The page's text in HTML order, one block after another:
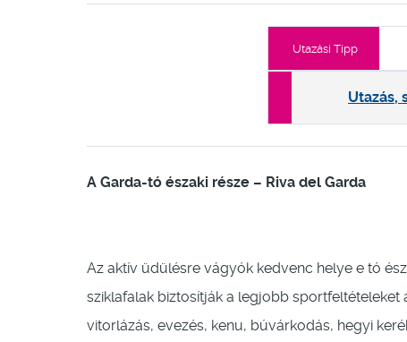
Utazási Tipp
Utazás,
A Garda-tó északi része – Riva del Garda
Az aktív üdülésre vágyók kedvenc helye e tó
sziklafalak biztosítják a legjobb
vitorlázás, evezés, kenu, búvárkodás, hegyi